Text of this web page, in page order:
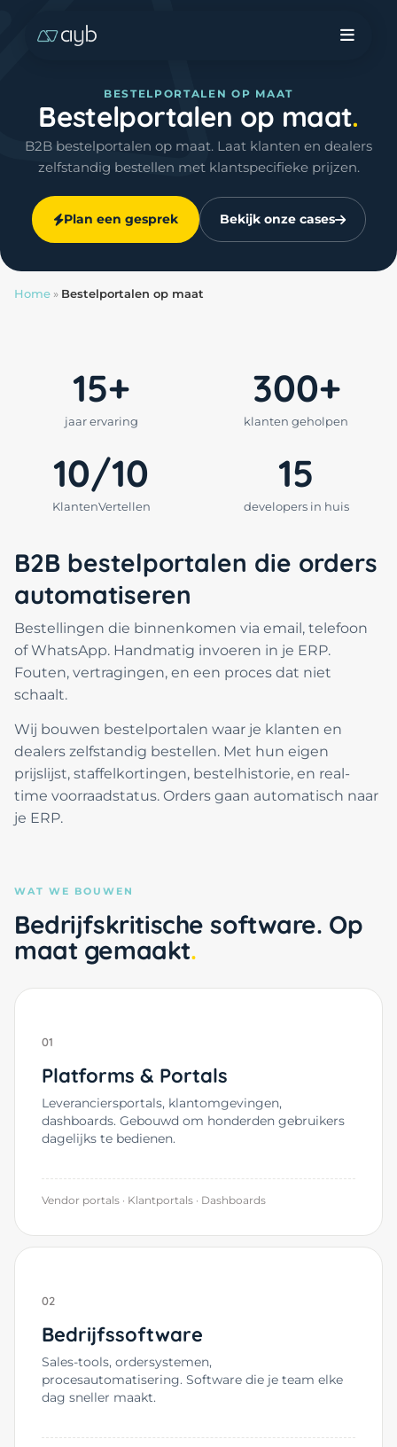
BESTELPORTALEN OP MAAT
Bestelportalen op maat
B2B bestelportalen op maat. Laat klanten en dealers
zelfstandig bestellen met klantspecifieke prijzen.
Plan een gesprek Bekijk onze cases
Home » Bestelportalen op maat
15+
jaar ervaring
300+
klanten geholpen
10/10
KlantenVertellen
15
developers in huis
B2B bestelportalen die orders
automatiseren
Bestellingen die binnenkomen via email, telefoon
of WhatsApp. Handmatig invoeren in je ERP.
Fouten, vertragingen, en een proces dat niet
schaalt.
Wij bouwen bestelportalen waar je klanten en
dealers zelfstandig bestellen. Met hun eigen
prijslijst, staffelkortingen, bestelhistorie, en real-
time voorraadstatus. Orders gaan automatisch naar
je ERP.
WAT WE BOUWEN
Bedrijfskritische software. Op
maat gemaakt
01
Platforms & Portals
Leveranciersportals, klantomgevingen,
dashboards. Gebouwd om honderden gebruikers
dagelijks te bedienen.
Vendor portals · Klantportals · Dashboards
02
Bedrijfssoftware
Sales-tools, ordersystemen,
procesautomatisering. Software die je team elke
dag sneller maakt.